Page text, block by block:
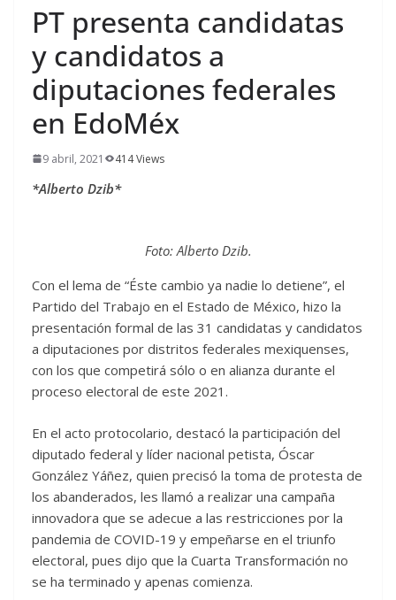
PT presenta candidatas
y candidatos a
diputaciones federales
en EdoMéx
9 abril, 2021 414 Views
*Alberto Dzib*
Foto: Alberto Dzib.
Con el lema de “Éste cambio ya nadie lo detiene”, el
Partido del Trabajo en el Estado de México, hizo la
presentación formal de las 31 candidatas y candidatos
a diputaciones por distritos federales mexiquenses,
con los que competirá sólo o en alianza durante el
proceso electoral de este 2021.
En el acto protocolario, destacó la participación del
diputado federal y líder nacional petista, Óscar
González Yáñez, quien precisó la toma de protesta de
los abanderados, les llamó a realizar una campaña
innovadora que se adecue a las restricciones por la
pandemia de COVID-19 y empeñarse en el triunfo
electoral, pues dijo que la Cuarta Transformación no
se ha terminado y apenas comienza.